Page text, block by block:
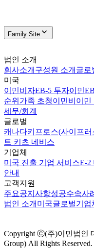
Family Site
법인 소개
회사소개 구성원 소개 글로
미국
이민비자EB-5 투자이민
순위 가족 초청이민비이민
세무/회계
글로벌
캐나다키프로스(사이프러
트 키츠 네비스
기업체
미국 진출 기업 서비스E-2
안내
고객지원
주요공지사항성공수속사
법인 소개 미국글로벌기업
Copyright ⓒ(주)이민법인
Group) All Rights Reserved.